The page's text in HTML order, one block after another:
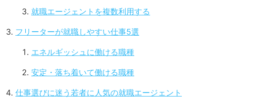
就職エージェントを複数利用する
フリーターが就職しやすい仕事5選
エネルギッシュに働ける職種
安定・落ち着いて働ける職種
仕事選びに迷う若者に人気の就職エージェント